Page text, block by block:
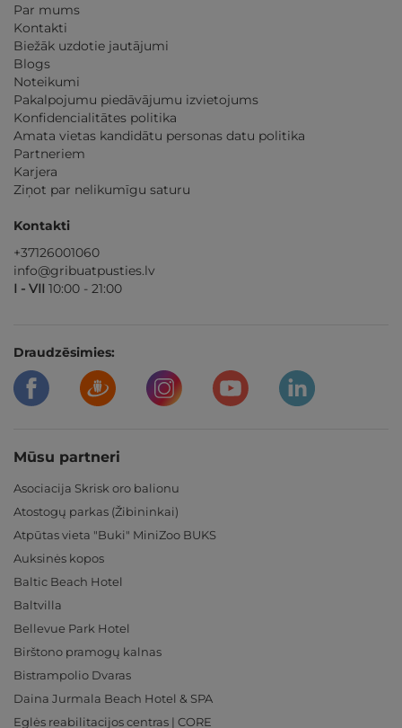
Par mums
Kontakti
Biežāk uzdotie jautājumi
Blogs
Noteikumi
Pakalpojumu piedāvājumu izvietojums
Konfidencialitātes politika
Amata vietas kandidātu personas datu politika
Partneriem
Karjera
Ziņot par nelikumīgu saturu
Kontakti
+37126001060
info@gribuatpusties.lv
I - VII 10:00 - 21:00
Draudzēsimies:
Mūsu partneri
Asociacija Skrisk oro balionu
Atostogų parkas (Žibininkai)
Atpūtas vieta "Buki" MiniZoo BUKS
Auksinės kopos
Baltic Beach Hotel
Baltvilla
Bellevue Park Hotel
Birštono pramogų kalnas
Bistrampolio Dvaras
Daina Jurmala Beach Hotel & SPA
Eglės reabilitacijos centras | CORE